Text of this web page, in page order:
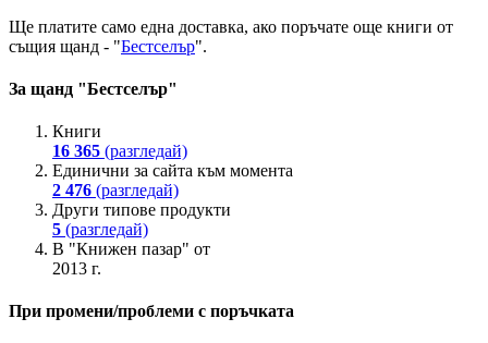
Ще платите само една доставка, ако поръчате още книги от
същия щанд - "Бестселър".
За щанд "Бестселър"
Книги
16 365 (разгледай)
Единични за сайта към момента
2 476 (разгледай)
Други типове продукти
5 (разгледай)
В "Книжен пазар" от
2013 г.
При промени/проблеми с поръчката